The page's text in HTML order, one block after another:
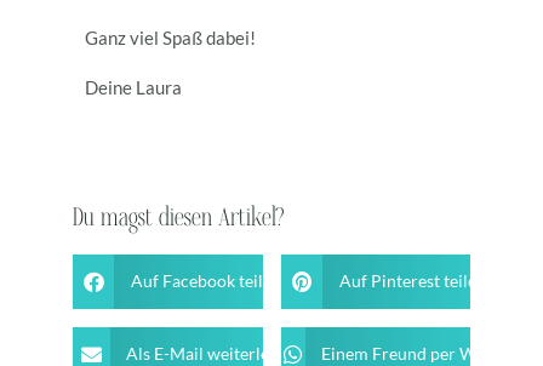
Ganz viel Spaß dabei!
Deine Laura
Du magst diesen Artikel?
Auf Facebook teilen Auf Pinterest teilen
Als E-Mail weiterleiten Einem Freund per